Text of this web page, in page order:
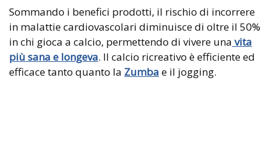
Sommando i benefici prodotti, il rischio di incorrere
in malattie cardiovascolari diminuisce di oltre il 50%
in chi gioca a calcio, permettendo di vivere una vita
più sana e longeva. Il calcio ricreativo è efficiente ed
efficace tanto quanto la Zumba e il jogging.